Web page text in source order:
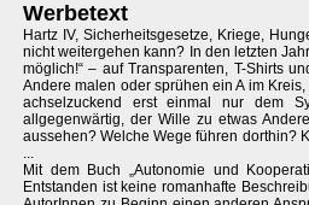
Werbetext
Hartz IV, Sicherheitsgesetze, Kriege,
nicht weitergehen kann? In den letzten
möglich!“ – auf Transparenten, T-Shirts
Andere malen oder sprühen ein A im
achselzuckend erst einmal nur dem
allgegenwärtig, der Wille zu etwas
aussehen? Welche Wege führen dorthin?
...
Mit dem Buch „Autonomie und
Entstanden ist keine romanhafte